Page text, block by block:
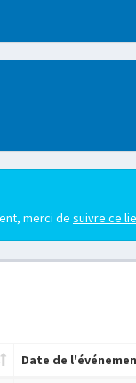
merci de suivre ce
Date de